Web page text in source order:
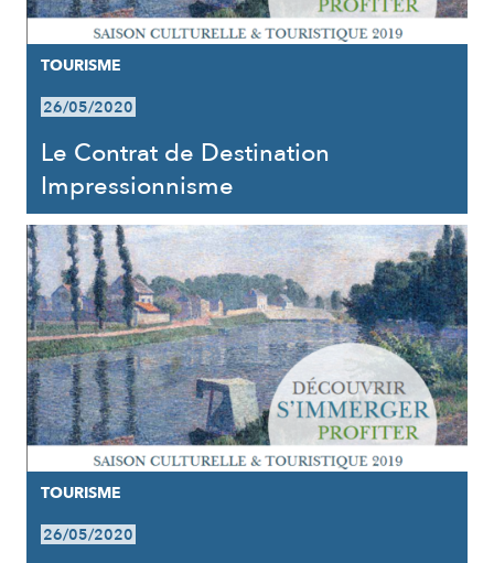
TOURISME
26/05/2020
Le Contrat de Destination
Impressionnisme
TOURISME
26/05/2020